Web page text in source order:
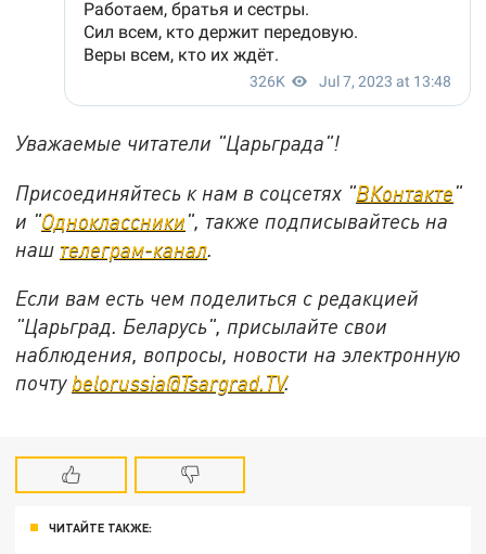
Уважаемые читатели "Царьграда"!
Присоединяйтесь к нам в соцсетях "ВКонтакте"
и "Одноклассники", также подписывайтесь на
наш телеграм-канал.
Если вам есть чем поделиться с редакцией
"Царьград. Беларусь", присылайте свои
наблюдения, вопросы, новости на электронную
почту belorussia@Tsargrad.TV.
ЧИТАЙТЕ ТАКЖЕ: